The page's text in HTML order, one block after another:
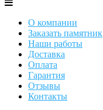
О компании
Заказать памятник
Наши работы
Доставка
Оплата
Гарантия
Отзывы
Контакты